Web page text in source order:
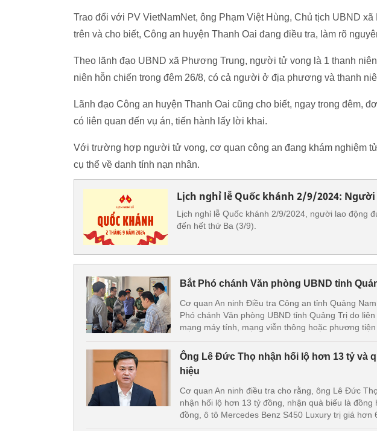
Trao đổi với PV VietNamNet, ông Phạm Việt Hùng, Chủ tịch UBND
trên và cho biết, Công an huyện Thanh Oai đang điều tra, làm rõ
Theo lãnh đạo UBND xã Phương Trung, người tử vong là 1 thanh
niên hỗn chiến trong đêm 26/8, có cả người ở địa phương và thanh
Lãnh đạo Công an huyện Thanh Oai cũng cho biết, ngay trong đêm,
có liên quan đến vụ án, tiến hành lấy lời khai.
Với trường hợp người tử vong, cơ quan công an đang khám nghiệm
cụ thể về danh tính nạn nhân.
Lịch nghỉ lễ Quốc khánh 2/9/2024:
Lịch nghỉ lễ Quốc khánh 2/9/2024, người lao động
đến hết thứ Ba (3/9).
Bắt Phó chánh Văn phòng UBND tỉnh
Cơ quan An ninh Điều tra Công an tỉnh Quảng
Phó chánh Văn phòng UBND tỉnh Quảng Trị do
mạng máy tính, mạng viễn thông hoặc phương
Ông Lê Đức Thọ nhận hối lộ hơn 13 tỷ và
hiệu
Cơ quan An ninh điều tra cho rằng, ông Lê Đức
nhận hối lộ hơn 13 tỷ đồng, nhận quà biếu là
đồng, ô tô Mercedes Benz S450 Luxury trị giá hơn